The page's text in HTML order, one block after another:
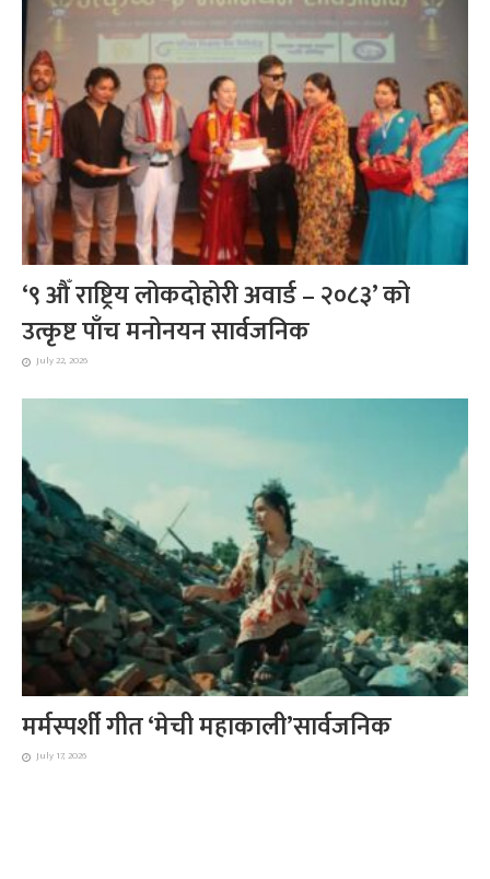
‘९ औँ राष्ट्रिय लोकदोहोरी अवार्ड – २०८३’ को
उत्कृष्ट पाँच मनोनयन सार्वजनिक
July 22, 2026
मर्मस्पर्शी गीत ‘मेची महाकाली’सार्वजनिक
July 17, 2026